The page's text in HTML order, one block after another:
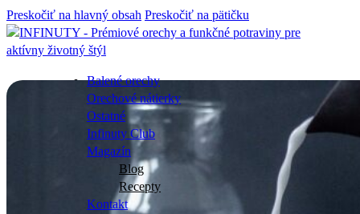
Preskočiť na hlavný obsah Preskočiť na pätičku
Balené orechy
Orechové nátierky
Ostatné
Infinuty Club
Magazín
Blog
Recepty
Kontakt